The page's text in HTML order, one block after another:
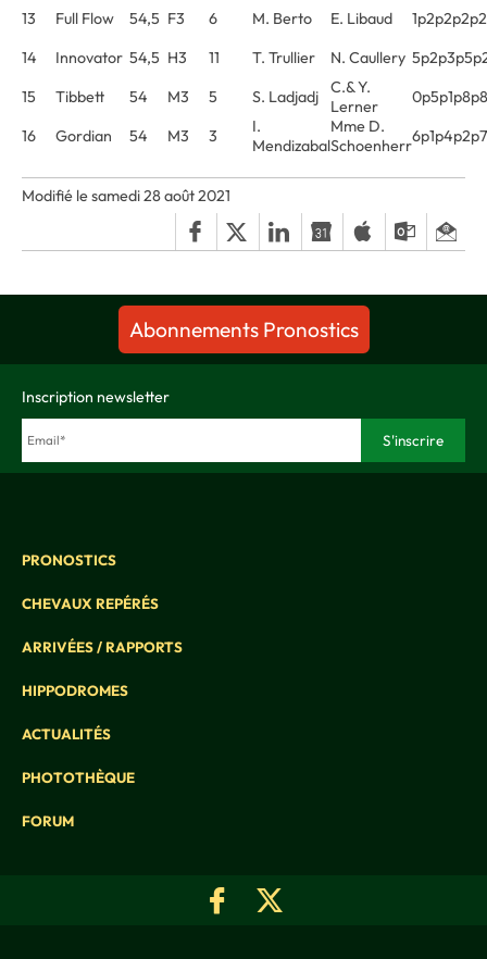
13
Full Flow 54,5 F3 6 M. Berto E. Libaud
14
Innovator 54,5 H3 11 T. Trullier N. Caullery
15
Tibbett 54 M3 5 S. Ladjadj
C.& Y.
Lerner
16
Gordian 54 M3 3
I.
Mendizabal
Mme D.
Schoenherr
Modifié le samedi 28 août 2021
Abonnements Pronostics
Inscription newsletter
PRONOSTICS
CHEVAUX REPÉRÉS
ARRIVÉES / RAPPORTS
HIPPODROMES
ACTUALITÉS
PHOTOTHÈQUE
FORUM